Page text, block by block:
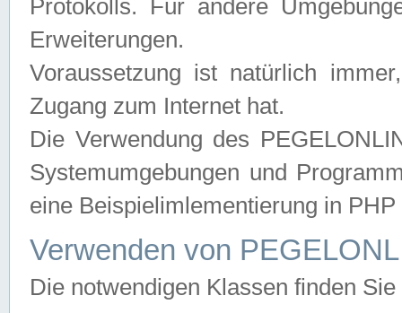
Protokolls. Für andere
Erweiterungen.
Voraussetzung ist natürlich
Zugang zum Internet hat.
Die Verwendung des
Systemumgebungen und
eine Beispielimlementierung in
Verwenden von
Die notwendigen Klassen finden